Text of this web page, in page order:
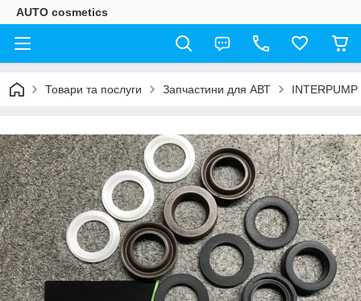
AUTO cosmetics
Товари та послуги Запчастини для АВТ